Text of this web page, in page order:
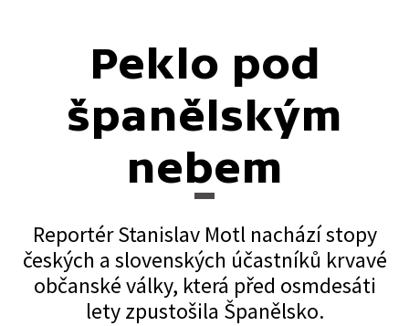
Peklo pod
španělským
nebem
Reportér Stanislav Motl nachází stopy
českých a slovenských účastníků krvavé
občanské války, která před osmdesáti
lety zpustošila Španělsko.